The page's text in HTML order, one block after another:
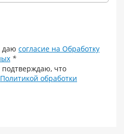
даю согласие на Обработку
*
что
Политикой обработки